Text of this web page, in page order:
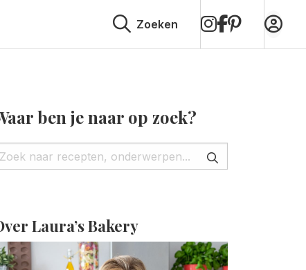
Zoeken
op
Instagram
op
Facebook
op
Pinterest
ben je naar op zoek?
Laura’s Bakery